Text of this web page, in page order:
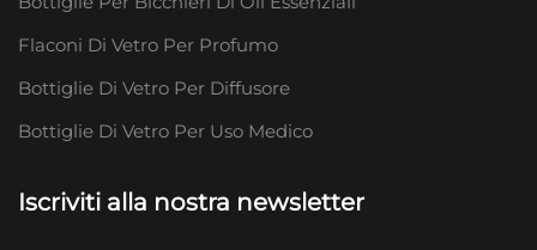
Flaconi Di Vetro Per Profumo
Bottiglie Di Vetro Per Diffusore
Bottiglie Di Vetro Per Uso Medico
Iscriviti alla nostra newsletter